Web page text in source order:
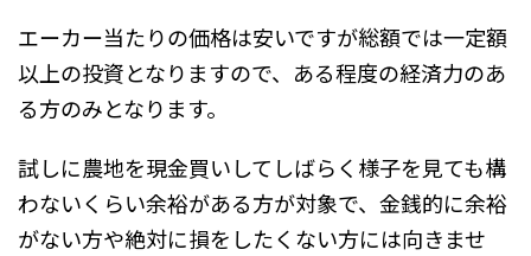
エーカー当たりの価格は安いですが総額では一定額
以上の投資となりますので、ある程度の経済力のあ
る方のみとなります。
試しに農地を現金買いしてしばらく様子を見ても構
わないくらい余裕がある方が対象で、金銭的に余裕
がない方や絶対に損をしたくない方には向きませ